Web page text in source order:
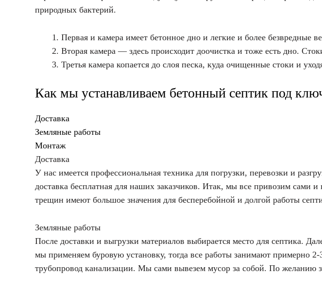
природных бактерий.
Первая и камера имеет бетонное дно и легкие и более безвредные
Вторая камера — здесь происходит доочистка и тоже есть дно.
Третья камера копается до слоя песка, куда очищенные стоки и
Как мы устанавливаем бетонный септик под
Доставка
Земляные работы
Монтаж
Доставка
У нас имеется профессиональная техника для погрузки, перевозки и
доставка бесплатная для наших заказчиков. Итак, мы все привозим сами
трещин имеют большое значения для бесперебойной и долгой работы
Земляные работы
После доставки и выгрузки материалов выбирается место для септика.
мы применяем буровую установку, тогда все работы занимают примерно
трубопровод канализации. Мы сами вывезем мусор за собой. По желанию